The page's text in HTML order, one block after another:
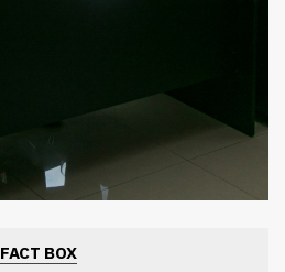
FACT BOX